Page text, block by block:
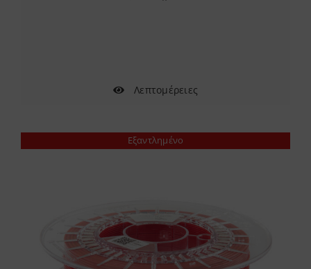
Λεπτομέρειες
Εξαντλημένο